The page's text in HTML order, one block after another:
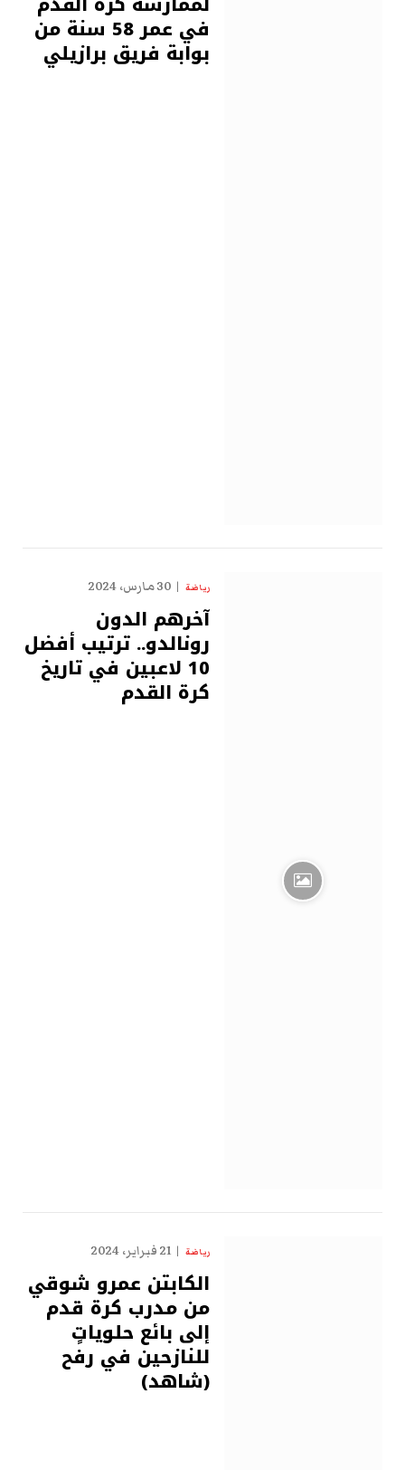
في عمر 58 سنة من
بوابة فريق برازيلي
رياضة 30 مارس، 2024
آخرهم الدون
رونالدو.. ترتيب أفضل
10 لاعبين في تاريخ
كرة القدم
رياضة 21 فبراير، 2024
الكابتن عمرو شوقي
من مدرب كرة قدم
إلى بائع حلوياتٍ
للنازحين في رفح
(شاهد)